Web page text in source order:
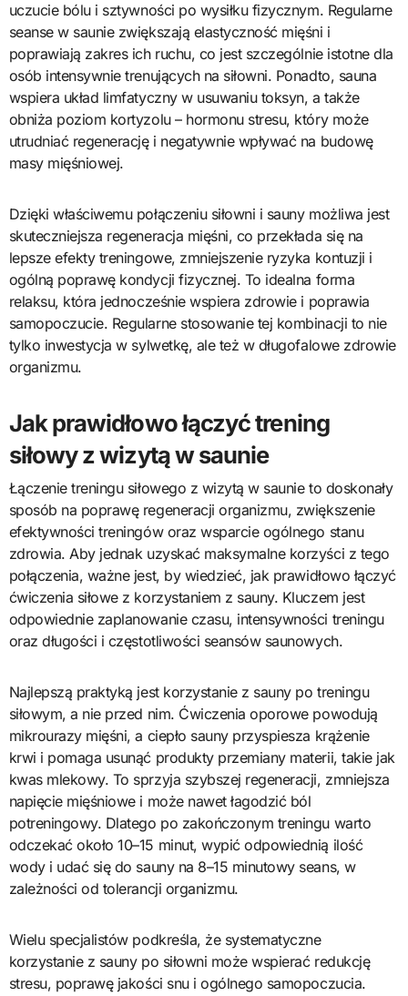
uczucie bólu i sztywności po wysiłku fizycznym. Regularne
seanse w saunie zwiększają elastyczność mięśni i
poprawiają zakres ich ruchu, co jest szczególnie istotne dla
osób intensywnie trenujących na siłowni. Ponadto, sauna
wspiera układ limfatyczny w usuwaniu toksyn, a także
obniża poziom kortyzolu – hormonu stresu, który może
utrudniać regenerację i negatywnie wpływać na budowę
masy mięśniowej.
Dzięki właściwemu połączeniu siłowni i sauny możliwa jest
skuteczniejsza regeneracja mięśni, co przekłada się na
lepsze efekty treningowe, zmniejszenie ryzyka kontuzji i
ogólną poprawę kondycji fizycznej. To idealna forma
relaksu, która jednocześnie wspiera zdrowie i poprawia
samopoczucie. Regularne stosowanie tej kombinacji to nie
tylko inwestycja w sylwetkę, ale też w długofalowe zdrowie
organizmu.
Jak prawidłowo łączyć trening
siłowy z wizytą w saunie
Łączenie treningu siłowego z wizytą w saunie to doskonały
sposób na poprawę regeneracji organizmu, zwiększenie
efektywności treningów oraz wsparcie ogólnego stanu
zdrowia. Aby jednak uzyskać maksymalne korzyści z tego
połączenia, ważne jest, by wiedzieć, jak prawidłowo łączyć
ćwiczenia siłowe z korzystaniem z sauny. Kluczem jest
odpowiednie zaplanowanie czasu, intensywności treningu
oraz długości i częstotliwości seansów saunowych.
Najlepszą praktyką jest korzystanie z sauny po treningu
siłowym, a nie przed nim. Ćwiczenia oporowe powodują
mikrourazy mięśni, a ciepło sauny przyspiesza krążenie
krwi i pomaga usunąć produkty przemiany materii, takie jak
kwas mlekowy. To sprzyja szybszej regeneracji, zmniejsza
napięcie mięśniowe i może nawet łagodzić ból
potreningowy. Dlatego po zakończonym treningu warto
odczekać około 10–15 minut, wypić odpowiednią ilość
wody i udać się do sauny na 8–15 minutowy seans, w
zależności od tolerancji organizmu.
Wielu specjalistów podkreśla, że systematyczne
korzystanie z sauny po siłowni może wspierać redukcję
stresu, poprawę jakości snu i ogólnego samopoczucia.